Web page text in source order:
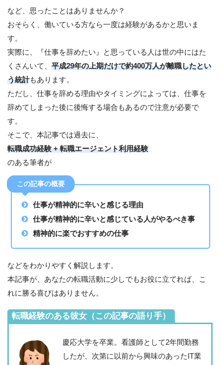
など、思ったことはありませんか？
おそらく、働いている方なら一度は経験があるかと思いま
す。
実際に、『仕事を辞めたい』と思っている人は世の中にはた
くさんいて、 平成29年の上期だけで約400万人が離職したとい
う統計もあります。
ただし、仕事を辞める理由やタイミングによっては、仕事を
辞めてしまった後に後悔する場合もあるので注意が必要で
す。
そこで、 本記事では過去に、
転職成功経験 + 転職エージェント利用経験
のある筆者が
この記事の概要
仕事が精神的に辛いと感じる理由
仕事が精神的に辛いと感じている人がやるべき事
精神的に楽でおすすめの仕事
などをわかりやすく解説します。
本記事が、あなたの転職活動に少しでもお役に立てれば、こ
れに勝る喜びはありません。
転職経験のある彼女（この記事の語り手）
慶応大学を卒業。看護師として2年間勤務
したが、次第に以前から興味のあったIT業